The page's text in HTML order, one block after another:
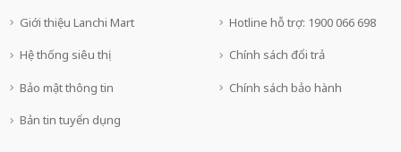
Giới thiệu Lanchi Mart
Hệ thống siêu thị
Bảo mật thông tin
Bản tin tuyển dụng
Hotline hỗ trợ: 1900 066 698
Chính sách đổi trả
Chính sách bảo hành